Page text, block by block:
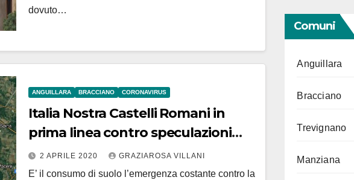
dovuto…
ANGUILLARA BRACCIANO CORONAVIRUS
Italia Nostra Castelli Romani in
prima linea contro speculazioni
urbanistiche e salvaguardia del
territorio
2 APRILE 2020 GRAZIAROSA VILLANI
E’ il consumo di suolo l’emergenza costante contro la
Comuni
Anguillara
Bracciano
Trevignano
Manziana